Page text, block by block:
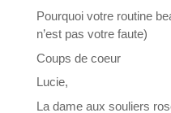
Pourquoi votre routine
n’est pas votre faute)
Coups de coeur
Lucie,
La dame aux souliers